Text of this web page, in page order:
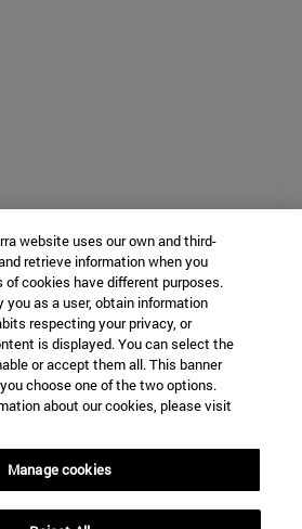
website uses our own and third-
retrieve information when you
cookies have different purposes.
you as a user, obtain information
respecting your privacy, or
is displayed. You can select the
or accept them all. This banner
choose one of the two options.
about our cookies, please visit
Manage cookies